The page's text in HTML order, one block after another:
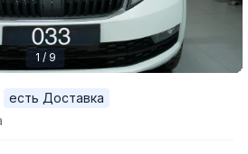
1 / 9
есть Доставка